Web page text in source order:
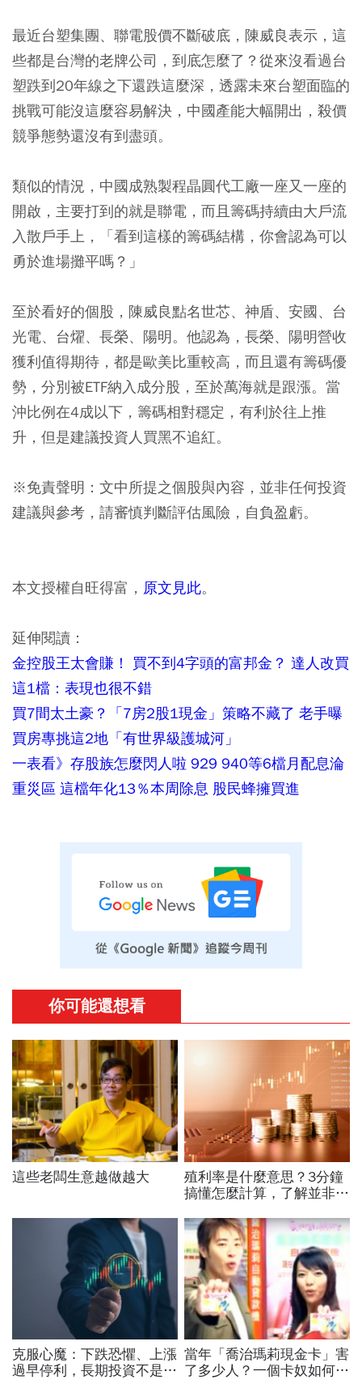
最近台塑集團、聯電股價不斷破底，陳威良表示，這
些都是台灣的老牌公司，到底怎麼了？從來沒看過台
塑跌到20年線之下還跌這麼深，透露未來台塑面臨的
挑戰可能沒這麼容易解決，中國產能大幅開出，殺價
競爭態勢還沒有到盡頭。
類似的情況，中國成熟製程晶圓代工廠一座又一座的
開啟，主要打到的就是聯電，而且籌碼持續由大戶流
入散戶手上，「看到這樣的籌碼結構，你會認為可以
勇於進場攤平嗎？」
至於看好的個股，陳威良點名世芯、神盾、安國、台
光電、台燿、長榮、陽明。他認為，長榮、陽明營收
獲利值得期待，都是歐美比重較高，而且還有籌碼優
勢，分別被ETF納入成分股，至於萬海就是跟漲。當
沖比例在4成以下，籌碼相對穩定，有利於往上推
升，但是建議投資人買黑不追紅。
※免責聲明：文中所提之個股與內容，並非任何投資
建議與參考，請審慎判斷評估風險，自負盈虧。
本文授權自旺得富， 原文見此。
延伸閱讀：
金控股王太會賺！ 買不到4字頭的富邦金？ 達人改買
這1檔：表現也很不錯
買7間太土豪？「7房2股1現金」策略不藏了 老手曝
買房專挑這2地「有世界級護城河」
一表看》存股族怎麼閃人啦 929 940等6檔月配息淪
重災區 這檔年化13％本周除息 股民蜂擁買進